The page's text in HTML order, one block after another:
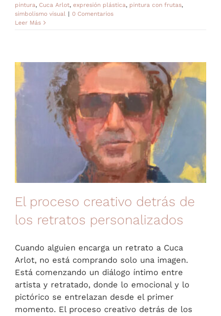
pintura, Cuca Arlot, expresión plástica, pintura con frutas,
simbolismo visual | 0 Comentarios
Leer Más
El proceso creativo detrás de
los retratos personalizados
Cuando alguien encarga un retrato a Cuca
Arlot, no está comprando solo una imagen.
Está comenzando un diálogo íntimo entre
artista y retratado, donde lo emocional y lo
pictórico se entrelazan desde el primer
momento. El proceso creativo detrás de los